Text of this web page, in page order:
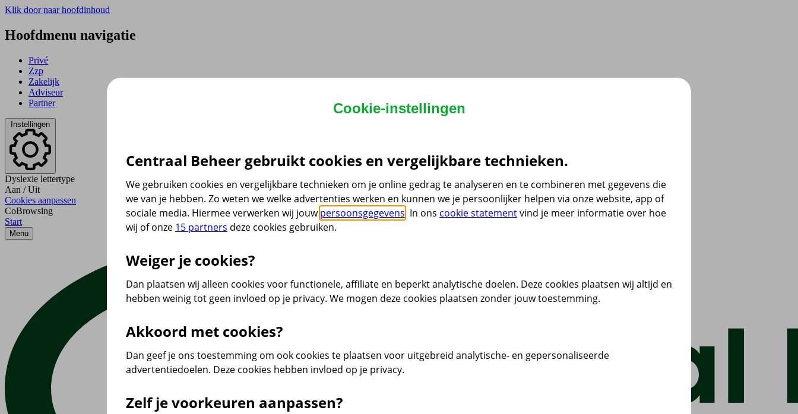
Klik door naar hoofdinhoud
Hoofdmenu navigatie
Privé
Zzp
Zakelijk
Adviseur
Partner
Instellingen
Dyslexie lettertype
Aan / Uit
Cookies aanpassen
CoBrowsing
Start
Menu
Cookie-instellingen
Centraal Beheer gebruikt cookies en vergelijkbare technieken.
We gebruiken cookies en vergelijkbare technieken om je online gedrag te analyseren en te combineren met gegevens die
we van je hebben. Zo weten we welke advertenties werken en kunnen we je persoonlijker helpen via onze website, app of
sociale media. Hiermee verwerken wij jouwpersoonsgegevens . In ons cookie statementvind je meer informatie over hoe
wij of onze 15 partners deze cookies gebruiken.
Weiger je cookies?
Dan plaatsen wij alleen cookies voor functionele, affiliate en beperkt analytische doelen. Deze cookies plaatsen wij altijd en
hebben weinig tot geen invloed op je privacy. We mogen deze cookies plaatsen zonder jouw toestemming.
Akkoord met cookies?
Dan geef je ons toestemming om ook cookies te plaatsen voor uitgebreid analytische- en gepersonaliseerde
advertentiedoelen. Deze cookies hebben invloed op je privacy.
Zelf je voorkeuren aanpassen?